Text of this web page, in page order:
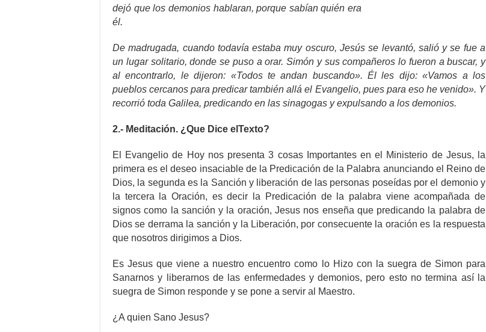
dejó que los demonios hablaran, porque sabían quién era
él.
De madrugada, cuando todavía estaba muy oscuro, Jesús se levantó, salió y se fue a
un lugar solitario, donde se puso a orar. Simón y sus compañeros lo fueron a buscar, y
al encontrarlo, le dijeron: «Todos te andan buscando». Él les dijo: «Vamos a los
pueblos cercanos para predicar también allá el Evangelio, pues para eso he venido». Y
recorrió toda Galilea, predicando en las sinagogas y expulsando a los demonios.
2.- Meditación. ¿Que Dice elTexto?
El Evangelio de Hoy nos presenta 3 cosas Importantes en el Ministerio de Jesus, la
primera es el deseo insaciable de la Predicación de la Palabra anunciando el Reino de
Dios, la segunda es la Sanción y liberación de las personas poseídas por el demonio y
la tercera la Oración, es decir la Predicación de la palabra viene acompañada de
signos como la sanción y la oración, Jesus nos enseña que predicando la palabra de
Dios se derrama la sanción y la Liberación, por consecuente la oración es la respuesta
que nosotros dirigimos a Dios.
Es Jesus que viene a nuestro encuentro como lo Hizo con la suegra de Simon para
Sanarnos y liberarnos de las enfermedades y demonios, pero esto no termina así la
suegra de Simon responde y se pone a servir al Maestro.
¿A quien Sano Jesus?